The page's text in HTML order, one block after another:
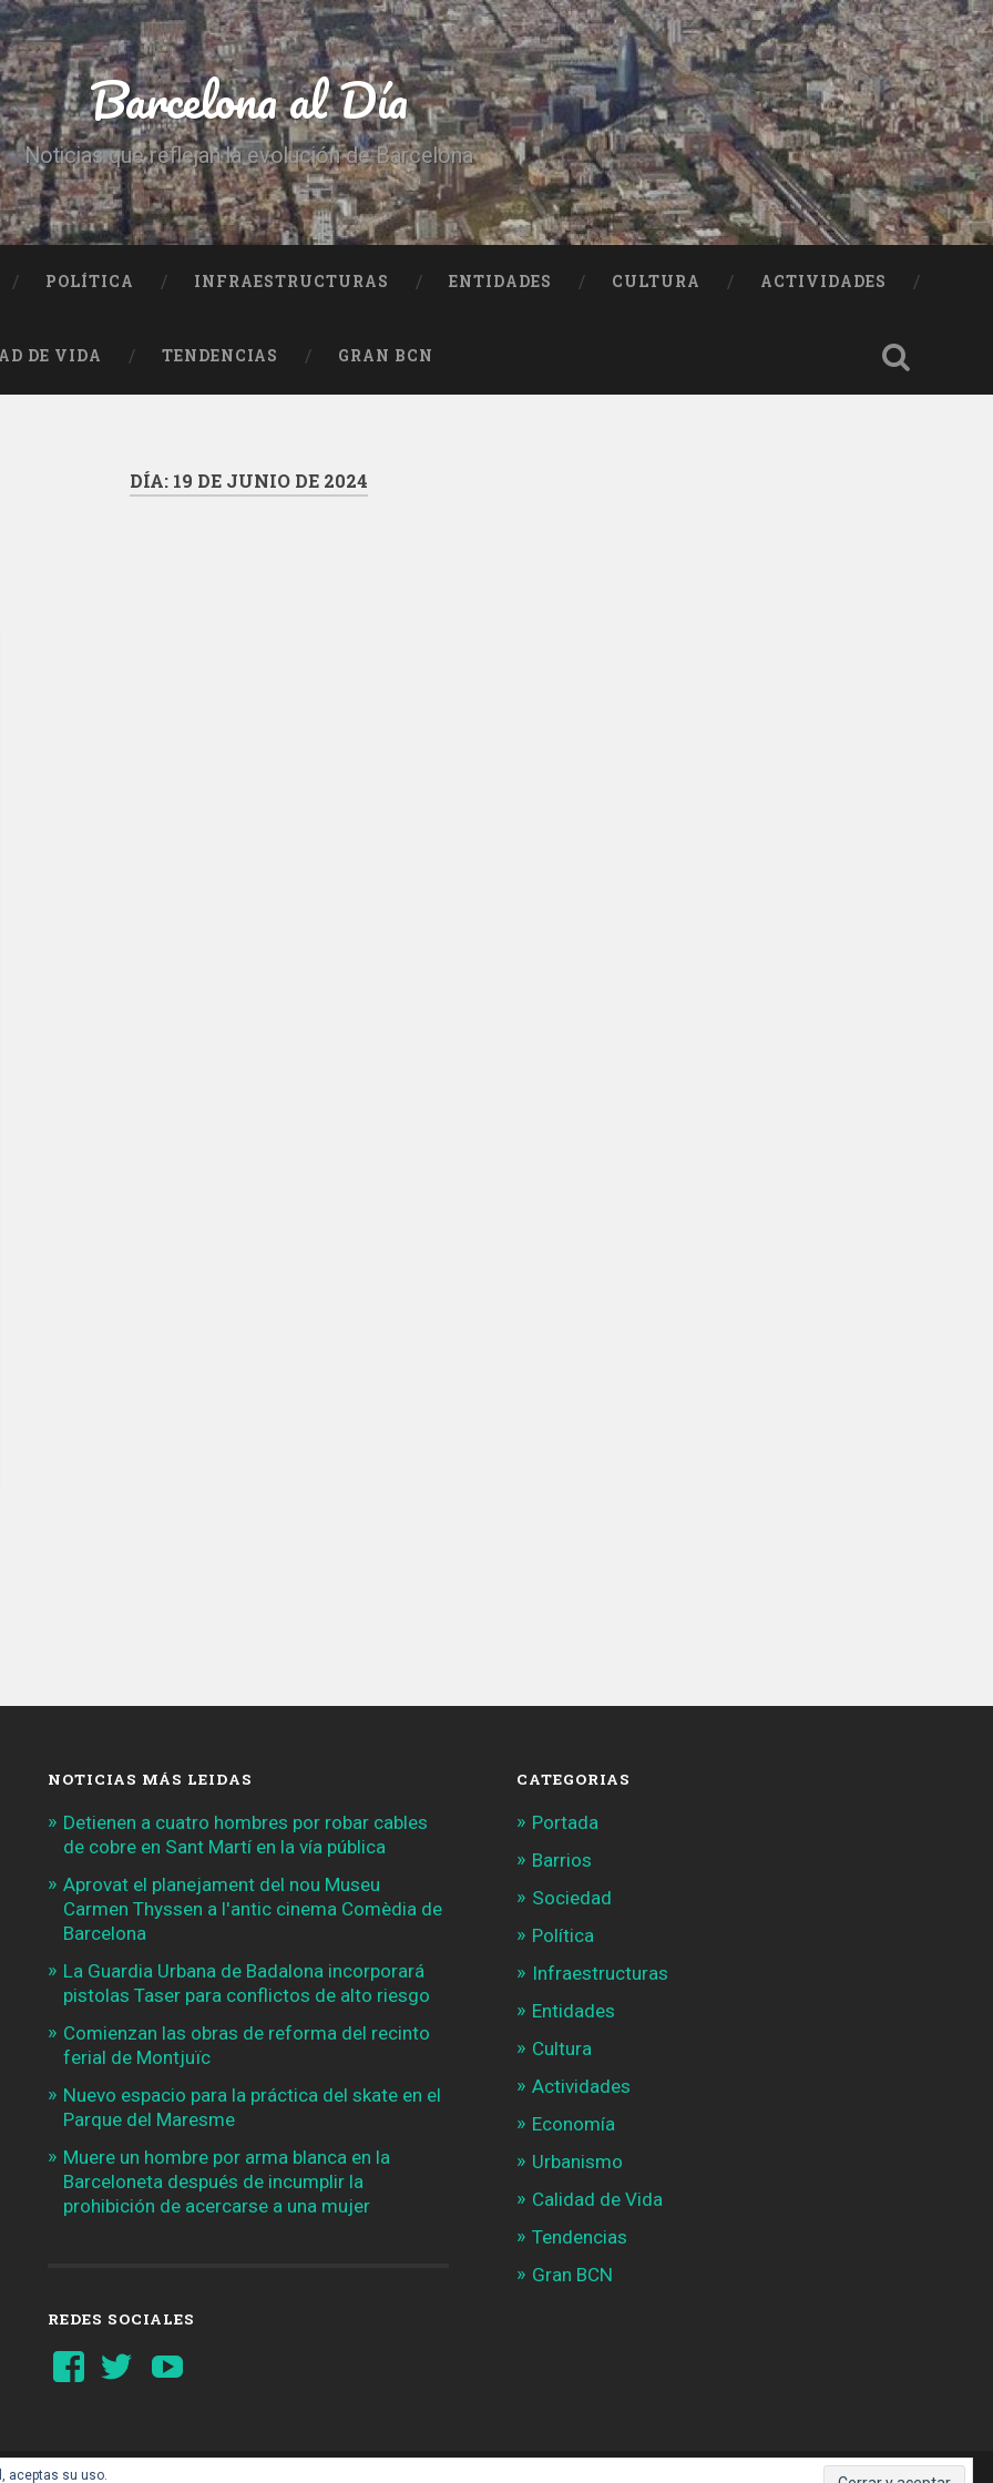
Barcelona al Día
Noticias que reflejan la evolución de Barcelona
POLÍTICA INFRAESTRUCTURAS ENTIDADES CULTURA ACTIVIDADES
DE VIDA TENDENCIAS GRAN BCN
DÍA: 19 DE JUNIO DE 2024
NOTICIAS MÁS LEIDAS
Detienen a cuatro hombres por robar cables
de cobre en Sant Martí en la vía pública
Aprovat el planejament del nou Museu
Carmen Thyssen a l'antic cinema Comèdia de
Barcelona
La Guardia Urbana de Badalona incorporará
pistolas Taser para conflictos de alto riesgo
Comienzan las obras de reforma del recinto
ferial de Montjuïc
Nuevo espacio para la práctica del skate en el
Parque del Maresme
Muere un hombre por arma blanca en la
Barceloneta después de incumplir la
prohibición de acercarse a una mujer
REDES SOCIALES
Ver
perfil
Ver
perfil
CATEGORIAS
Portada
Barrios
Sociedad
Política
Infraestructuras
Entidades
Cultura
Actividades
Economía
Urbanismo
Calidad de Vida
Tendencias
Gran BCN
aceptas su uso.